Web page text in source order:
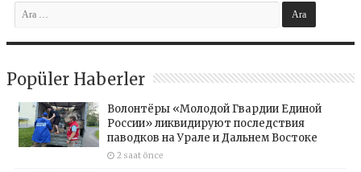
Popüler Haberler
Волонтёры «Молодой Гвардии Единой
России» ликвидируют последствия
паводков на Урале и Дальнем Востоке
2 saat önce